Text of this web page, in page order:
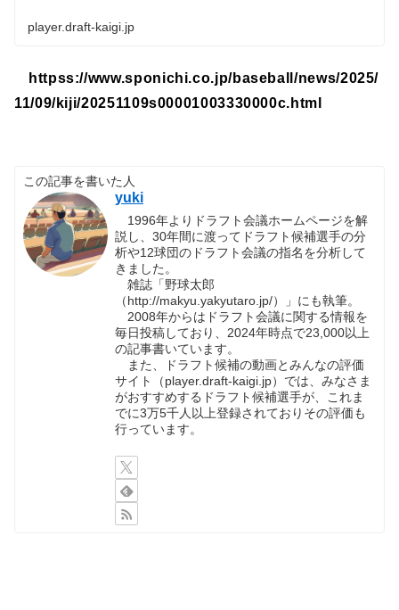
player.draft-kaigi.jp
httpss://www.sponichi.co.jp/baseball/news/2025/
11/09/kiji/20251109s00001003330000c.html
この記事を書いた人
yuki
1996年よりドラフト会議ホームページを解
説し、30年間に渡ってドラフト候補選手の分
析や12球団のドラフト会議の指名を分析して
きました。
雑誌「野球太郎
（http://makyu.yakyutaro.jp/）」にも執筆。
2008年からはドラフト会議に関する情報を
毎日投稿しており、2024年時点で23,000以上
の記事書いています。
また、ドラフト候補の動画とみんなの評価
サイト（player.draft-kaigi.jp）では、みなさま
がおすすめするドラフト候補選手が、これま
でに3万5千人以上登録されておりその評価も
行っています。